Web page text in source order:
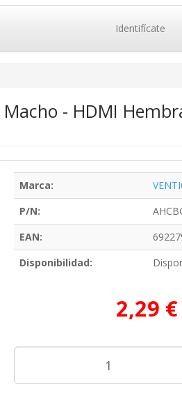
Identifícate
- HDMI
Marca:
P/N:
EAN:
Disponibilidad:
2,29 €